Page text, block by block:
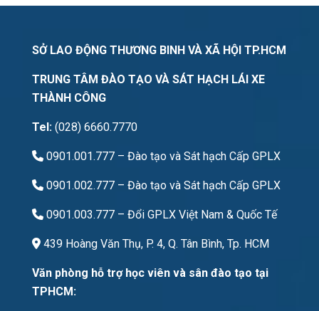
SỞ LAO ĐỘNG THƯƠNG BINH VÀ XÃ HỘI TP.HCM
TRUNG TÂM ĐÀO TẠO VÀ SÁT HẠCH LÁI XE
THÀNH CÔNG
Tel: (028) 6660.7770
0901.001.777 – Đào tạo và Sát hạch Cấp GPLX
0901.002.777 – Đào tạo và Sát hạch Cấp GPLX
0901.003.777 – Đổi GPLX Việt Nam & Quốc Tế
439 Hoàng Văn Thụ, P. 4, Q. Tân Bình, Tp. HCM
Văn phòng hỗ trợ học viên và sân đào tạo tại
TPHCM: